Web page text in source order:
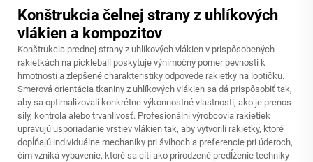
Konštrukcia čelnej strany z uhlíkových
vlákien a kompozitov
Konštrukcia prednej strany z uhlíkových vlákien v prispôsobených
rakietkách na pickleball poskytuje výnimočný pomer pevnosti k
hmotnosti a zlepšené charakteristiky odpovede rakietky na loptičku.
Smerová orientácia tkaniny z uhlíkových vlákien sa dá prispôsobiť tak,
aby sa optimalizovali konkrétne výkonnostné vlastnosti, ako je prenos
sily, kontrola alebo trvanlivosť. Profesionálni výrobcovia rakietiek
upravujú usporiadanie vrstiev vlákien tak, aby vytvorili rakietky, ktoré
dopĺňajú individuálne mechaniky pri švihoch a preferencie pri úderoch,
čím vzniká vybavenie, ktoré sa cíti ako prirodzené predĺženie techniky